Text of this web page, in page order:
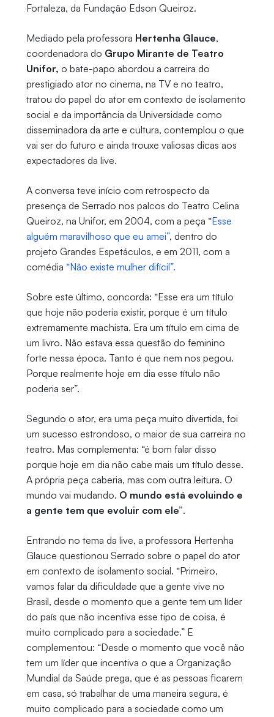
Fortaleza, da Fundação Edson Queiroz.
Mediado pela professora Hertenha Glauce,
coordenadora do Grupo Mirante de Teatro
Unifor, o bate-papo abordou a carreira do
prestigiado ator no cinema, na TV e no teatro,
tratou do papel do ator em contexto de isolamento
social e da importância da Universidade como
disseminadora da arte e cultura, contemplou o que
vai ser do futuro e ainda trouxe valiosas dicas aos
expectadores da live.
A conversa teve início com retrospecto da
presença de Serrado nos palcos do Teatro Celina
Queiroz, na Unifor, em 2004, com a peça “Esse
alguém maravilhoso que eu amei”, dentro do
projeto Grandes Espetáculos, e em 2011, com a
comédia “Não existe mulher difícil”.
Sobre este último, concorda: “Esse era um título
que hoje não poderia existir, porque é um título
extremamente machista. Era um título em cima de
um livro. Não estava essa questão do feminino
forte nessa época. Tanto é que nem nos pegou.
Porque realmente hoje em dia esse título não
poderia ser”.
Segundo o ator, era uma peça muito divertida, foi
um sucesso estrondoso, o maior de sua carreira no
teatro. Mas complementa: “é bom falar disso
porque hoje em dia não cabe mais um título desse.
A própria peça caberia, mas com outra leitura. O
mundo vai mudando. O mundo está evoluindo e
a gente tem que evoluir com ele”.
Entrando no tema da live, a professora Hertenha
Glauce questionou Serrado sobre o papel do ator
em contexto de isolamento social. “Primeiro,
vamos falar da dificuldade que a gente vive no
Brasil, desde o momento que a gente tem um líder
do país que não incentiva esse tipo de coisa, é
muito complicado para a sociedade.” E
complementou: “Desde o momento que você não
tem um líder que incentiva o que a Organização
Mundial da Saúde prega, que é as pessoas ficarem
em casa, só trabalhar de uma maneira segura, é
muito complicado para a sociedade como um